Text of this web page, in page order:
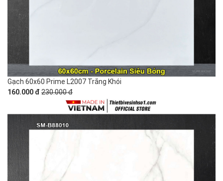
Gạch 60x60 Prime L2007 Trắng Khói
160.000 đ 230.000 đ